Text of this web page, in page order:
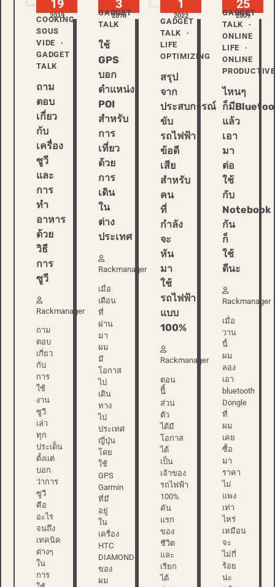
19
2019
COOKING
SOUS
VIDE
GADGET
TALK
ถาม
ตอบ
เกี่ยว
กับ
เครื่อง
ซูวี
และ
การ
ทำ
อาหาร
ด้วย
วิธี
การ
ซูวี
Rackmanager
ถาม
ตอบ
เกี่ยว
กับ
การ
ใช้
งาน
ซูวี
เล่า
ทุก
ประเด็น
ตั้งแต่
บอก
ว่าการ
ซูวี
คือ
อะไร
จนถึง
เทคนิค
ต่างๆ
ใน
การ
3
2010
GADGET
TALK
ใช้
GPS
บอก
ตำแหน่ง
POI
สำหรับ
การ
เที่ยว
ด้วย
การ
เดิน
ใน
ต่าง
ประเทศ
Rackmanager
เมื่อ
เดือน
ที่
ผ่าน
มา
ผม
มี
โอกาส
ไป
เดิน
ทาง
ไป
ประเทศ
ญี่ปุ่น
โดย
ใช้
GPS
Garmin
ที่มี
อยู่
ใน
เครื่อง
HTC
DIAMOND
ของ
ผม
1
2022
GADGET
TALK
LIFE
OPTIMIZING
สรุป
จาก
ประสบการณ์
ขับ
รถไฟฟ้า
ข้อดี
เสีย
สำหรับ
คน
ที่
กำลัง
จะ
หัน
มา
ใช้
รถไฟฟ้า
แบบ
100%
Rackmanager
ตอน
นีี้
ส่วน
ตัว
ได้มี
โอกาส
ได้
เป็น
เจ้าของ
รถไฟฟ้า
100%
คัน
แรก
ของ
ชีวิต
และ
เรียก
ได้
25
2009
GADGET
TALK
ONLINE
LIFE
ONLINE
ไหนๆ
ก็มี
แล้ว
เอา
มา
ต่อ
ใช้
กับ
Notebook
กัน
ก็
ใช้
ดีนะ
Rackmanager
เมื่อ
วาน
นี้
ผม
ลอง
เอา
bluetooth
Dongle
ที่
ผม
เคย
ซื้อ
มา
ราคา
ไม่
แพง
เท่า
ไหร่
เหมือน
จะ
ไม่กี่
ร้อย
น่ะ